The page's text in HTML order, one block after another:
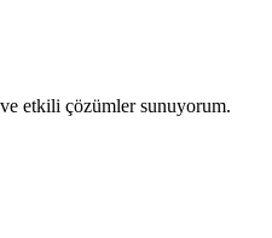
ve etkili çözümler sunuyorum.